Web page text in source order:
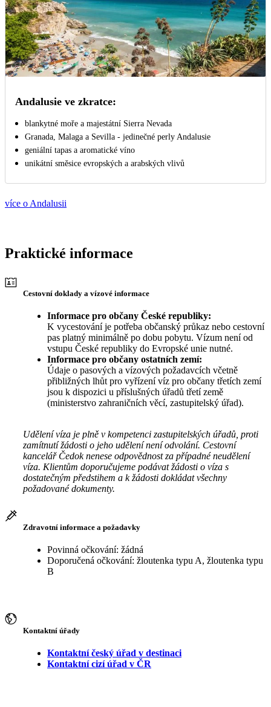
Andalusie ve zkratce:
blankytné moře a majestátní Sierra Nevada
Granada, Malaga a Sevilla - jedinečné perly Andalusie
geniální tapas a aromatické víno
unikátní směsice evropských a arabských vlivů
více o Andalusii
Praktické informace
Cestovní doklady a vízové informace
Informace pro občany České republiky:
K vycestování je potřeba občanský průkaz nebo cestovní
pas platný minimálně po dobu pobytu. Vízum není od
vstupu České republiky do Evropské unie nutné.
Informace pro občany ostatních zemí:
Údaje o pasových a vízových požadavcích včetně
přibližných lhůt pro vyřízení víz pro občany třetích zemí
jsou k dispozici u příslušných úřadů třetí země
(ministerstvo zahraničních věcí, zastupitelský úřad).
Udělení víza je plně v kompetenci zastupitelských úřadů, proti
zamítnutí žádosti o jeho udělení není odvolání. Cestovní
kancelář Čedok nenese odpovědnost za případné neudělení
víza. Klientům doporučujeme podávat žádosti o víza s
dostatečným předstihem a k žádosti dokládat všechny
požadované dokumenty.
Zdravotní informace a požadavky
Povinná očkování: žádná
Doporučená očkování: žloutenka typu A, žloutenka typu
B
Kontaktní úřady
Kontaktní český úřad v destinaci
Kontaktní cizí úřad v ČR